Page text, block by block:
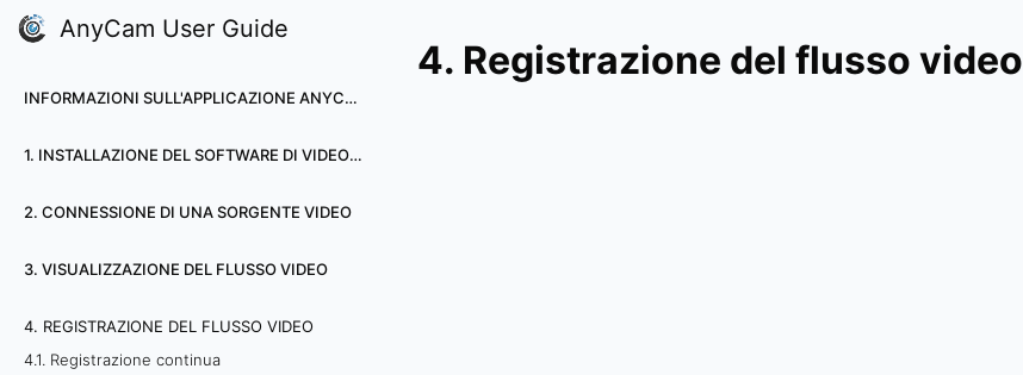
AnyCam User Guide
INFORMAZIONI SULL'APPLICAZIONE ANYCAM
1. INSTALLAZIONE DEL SOFTWARE DI VIDEOSORVEGLIANZA ANYCAM
2. CONNESSIONE DI UNA SORGENTE VIDEO
3. VISUALIZZAZIONE DEL FLUSSO VIDEO
4. REGISTRAZIONE DEL FLUSSO VIDEO
4.1. Registrazione continua
4. Registrazione del flusso video